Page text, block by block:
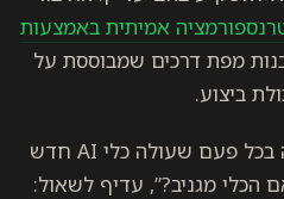
אמיתית באמצעות
מפת דרכים שמבוססת על
ביצוע.
בפועל, כדאי לחזור למודל הזה בכל פעם שעולה כלי AI חדש
הכלי מגניב?”, עדיף לשאול: